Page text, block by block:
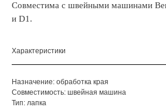
Совместима с швейными машинами
и D1.
Характеристики
Назначение: обработка края
Совместимость: швейная машина
Тип: лапка